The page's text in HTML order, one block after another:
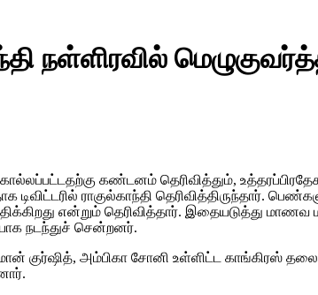
கண்டனம் தெரிவித்தும்,
ராகுல்காந்தி தெரிவித்திருந்தார்.
என்றும் தெரிவித்தார். இதையடுத்து
நடந்துச் சென்றனர்.
குர்ஷித், அம்பிகா சோனி உள்ளிட்ட காங்கிரஸ்